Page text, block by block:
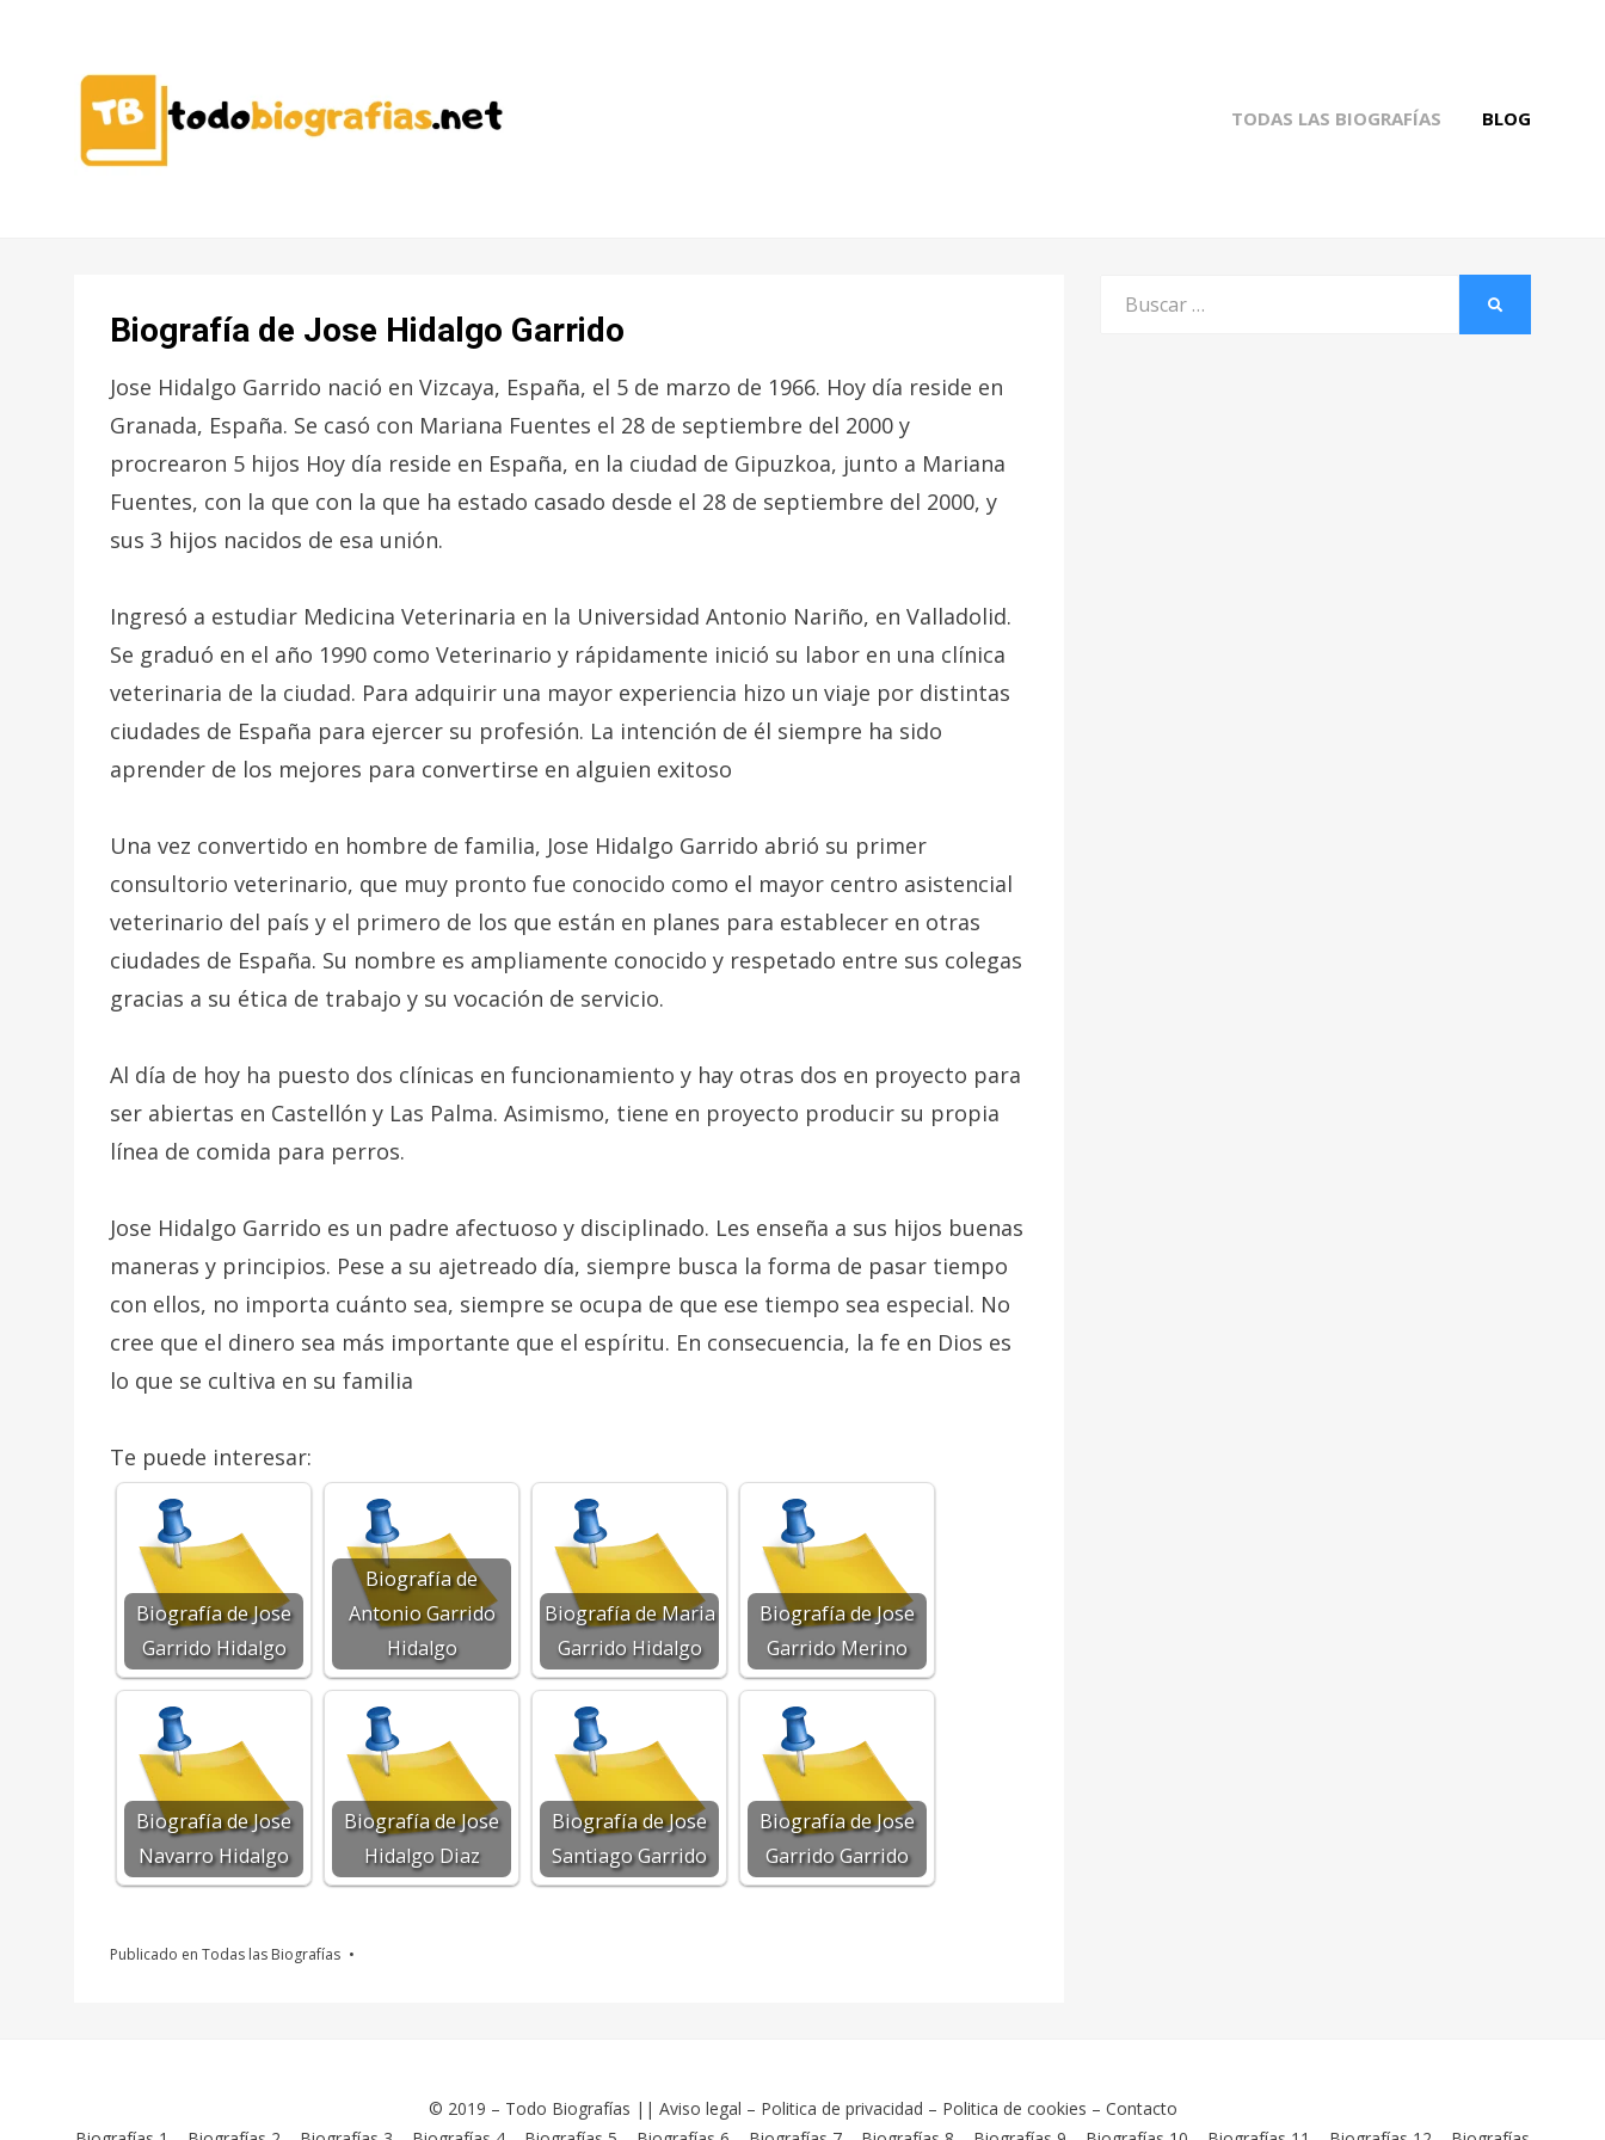
TODAS LAS BIOGRAFÍAS BLOG
Biografía de Jose Hidalgo Garrido
Jose Hidalgo Garrido nació en Vizcaya, España, el 5 de marzo de 1966. Hoy día reside en
Granada, España. Se casó con Mariana Fuentes el 28 de septiembre del 2000 y
procrearon 5 hijos Hoy día reside en España, en la ciudad de Gipuzkoa, junto a Mariana
Fuentes, con la que con la que ha estado casado desde el 28 de septiembre del 2000, y
sus 3 hijos nacidos de esa unión.
Ingresó a estudiar Medicina Veterinaria en la Universidad Antonio Nariño, en Valladolid.
Se graduó en el año 1990 como Veterinario y rápidamente inició su labor en una clínica
veterinaria de la ciudad. Para adquirir una mayor experiencia hizo un viaje por distintas
ciudades de España para ejercer su profesión. La intención de él siempre ha sido
aprender de los mejores para convertirse en alguien exitoso
Una vez convertido en hombre de familia, Jose Hidalgo Garrido abrió su primer
consultorio veterinario, que muy pronto fue conocido como el mayor centro asistencial
veterinario del país y el primero de los que están en planes para establecer en otras
ciudades de España. Su nombre es ampliamente conocido y respetado entre sus colegas
gracias a su ética de trabajo y su vocación de servicio.
Al día de hoy ha puesto dos clínicas en funcionamiento y hay otras dos en proyecto para
ser abiertas en Castellón y Las Palma. Asimismo, tiene en proyecto producir su propia
línea de comida para perros.
Jose Hidalgo Garrido es un padre afectuoso y disciplinado. Les enseña a sus hijos buenas
maneras y principios. Pese a su ajetreado día, siempre busca la forma de pasar tiempo
con ellos, no importa cuánto sea, siempre se ocupa de que ese tiempo sea especial. No
cree que el dinero sea más importante que el espíritu. En consecuencia, la fe en Dios es
lo que se cultiva en su familia
Te puede interesar:
Biografía de Jose
Garrido Hidalgo
Biografía de
Antonio Garrido
Hidalgo
Biografía de Maria
Garrido Hidalgo
Biografía de Jose
Garrido Merino
Biografía de Jose
Navarro Hidalgo
Biografía de Jose
Hidalgo Diaz
Biografía de Jose
Santiago Garrido
Biografía de Jose
Garrido Garrido
Publicado en Todas las Biografías
Buscar
© 2019 – Todo Biografías || Aviso legal – Politica de privacidad – Politica de cookies – Contacto